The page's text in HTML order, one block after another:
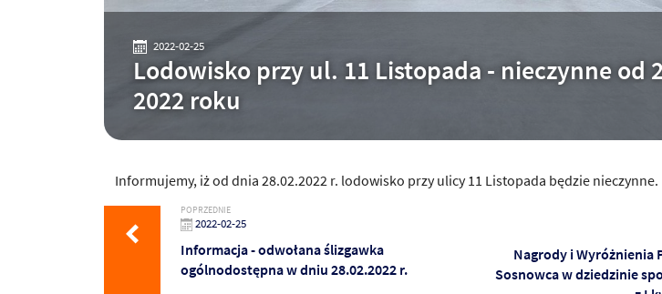
2022-02-25
Lodowisko przy ul. 11 Listopada - nieczynne od
2022 roku
Informujemy, iż od dnia 28.02.2022 r. lodowisko przy ulicy 11 Listopada będzie nieczynne.
POPRZEDNIE
2022-02-25
Informacja - odwołana ślizgawka
ogólnodostępna w dniu 28.02.2022 r.
Nagrody i Wyróżnienia
Sosnowca w dziedzinie